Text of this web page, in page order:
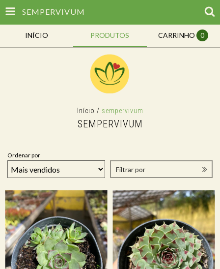
SEMPERVIVUM
INÍCIO PRODUTOS CARRINHO 0
Início / sempervivum
SEMPERVIVUM
Ordenar por
Filtrar por